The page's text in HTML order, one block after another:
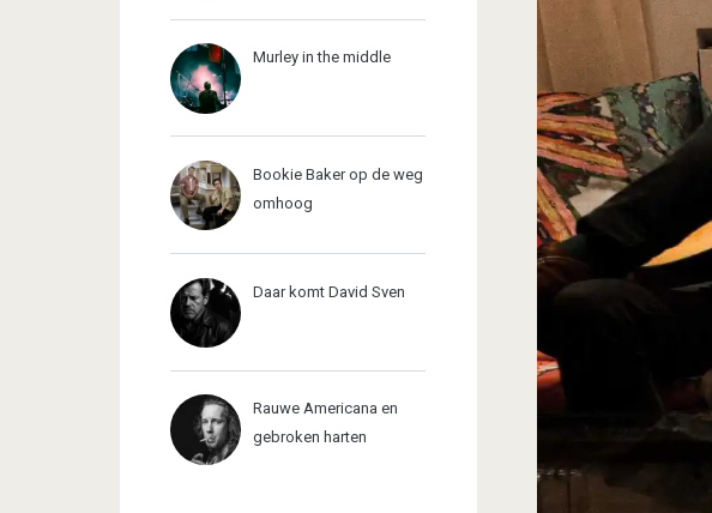
Murley in the middle
Bookie Baker op de weg
omhoog
Daar komt David Sven
Rauwe Americana en
gebroken harten